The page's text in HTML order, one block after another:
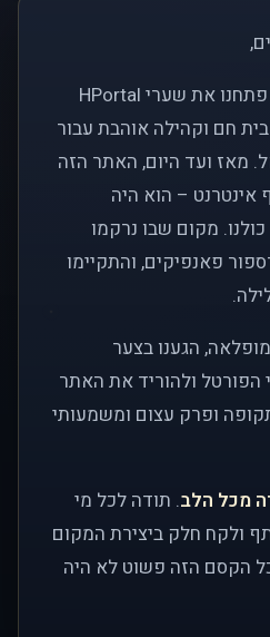
לפני כמעט שני עשורים, פתחנו את שערי HPortal
חם וקהילה אוהבת עבור
מאז ועד היום, האתר הזה
– הוא היה
כולנו. מקום שבו נרקמו
פאנפיקים, והתקיימו
הגענו בצער
ולהוריד את האתר
ופרק עצום ומשמעותי
מכל הלב. תודה לכל מי
ולקח חלק ביצירת המקום
הקסם הזה פשוט לא היה